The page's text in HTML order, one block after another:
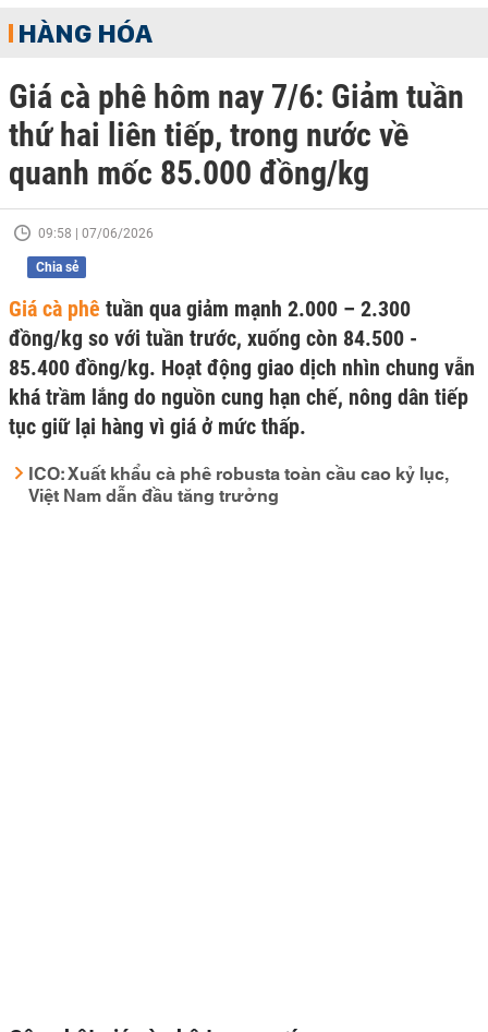
HÀNG HÓA
Giá cà phê hôm nay 7/6: Giảm tuần
thứ hai liên tiếp, trong nước về
quanh mốc 85.000 đồng/kg
09:58 | 07/06/2026
Chia sẻ
Giá cà phê tuần qua giảm mạnh 2.000 – 2.300
đồng/kg so với tuần trước, xuống còn 84.500 -
85.400 đồng/kg. Hoạt động giao dịch nhìn chung vẫn
khá trầm lắng do nguồn cung hạn chế, nông dân tiếp
tục giữ lại hàng vì giá ở mức thấp.
ICO: Xuất khẩu cà phê robusta toàn cầu cao kỷ lục,
Việt Nam dẫn đầu tăng trưởng